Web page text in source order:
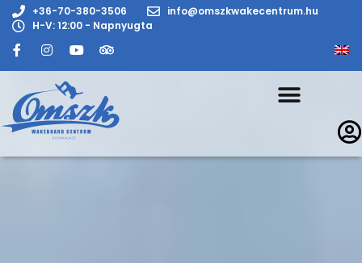
+36-70-380-3506
info@omszkwakecentrum.hu
H-V: 12:00 - Napnyugta